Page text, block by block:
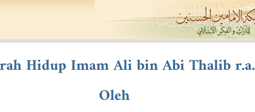
Hidup Imam Ali bin Abi Thalib r.a.
Oleh